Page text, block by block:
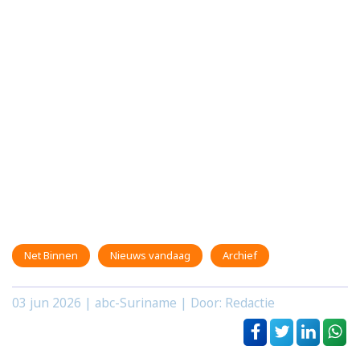
Net Binnen Nieuws vandaag Archief
03 jun 2026 | abc-Suriname | Door: Redactie